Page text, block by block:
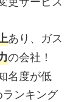
あり、ガス
の会社！
名度が低
ンキング